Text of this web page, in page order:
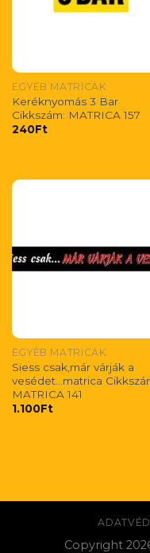
EGYÉB MATRICÁK
Keréknyomás 3 Bar
Cikkszám: MATRICA 157
240Ft
EGYÉB MATRICÁK
Siess csak,már várják a
vesédet…matrica
MATRICA 141
1.100Ft
Copyright